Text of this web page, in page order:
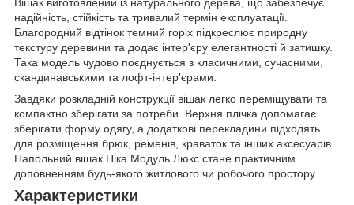
надійність, стійкість та тривалий термін експлуатації.
Благородний відтінок темний горіх підкреслює природну
текстуру деревини та додає інтер'єру елегантності й затишку.
Така модель чудово поєднується з класичними, сучасними,
скандинавськими та лофт-інтер'єрами.
Завдяки розкладній конструкції вішак легко переміщувати та
компактно зберігати за потреби. Верхня плічка допомагає
зберігати форму одягу, а додаткові перекладини підходять
для розміщення брюк, ременів, краваток та інших аксесуарів.
Напольний вішак Ніка Модуль Люкс стане практичним
доповненням будь-якого житлового чи робочого простору.
Характеристики